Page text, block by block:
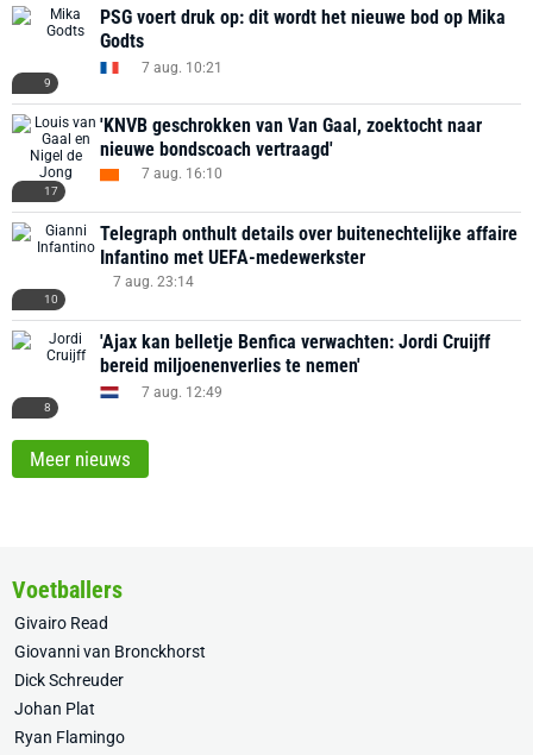
9
PSG voert druk op: dit wordt het nieuwe bod op Mika
Godts
7 aug. 10:21
17
'KNVB geschrokken van Van Gaal, zoektocht naar
nieuwe bondscoach vertraagd'
7 aug. 16:10
10
Telegraph onthult details over buitenechtelijke affaire
Infantino met UEFA-medewerkster
7 aug. 23:14
8
'Ajax kan belletje Benfica verwachten: Jordi Cruijff
bereid miljoenenverlies te nemen'
7 aug. 12:49
Meer nieuws
Voetballers
Givairo Read
Giovanni van Bronckhorst
Dick Schreuder
Johan Plat
Ryan Flamingo